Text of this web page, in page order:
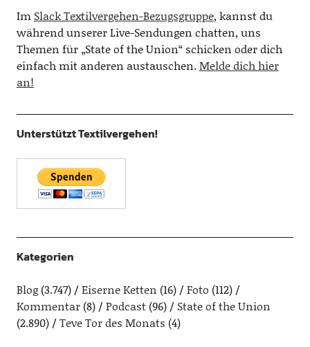
Im Slack Textilvergehen-Bezugsgruppe, kannst du
während unserer Live-Sendungen chatten, uns
Themen für „State of the Union“ schicken oder dich
einfach mit anderen austauschen.Melde dich hier
an!
Unterstützt Textilvergehen!
Kategorien
Blog(3.747) Eiserne Ketten (16) Foto (112)
Kommentar(8) Podcast(96)
State of the Union
(2.890)
Teve Tor des Monats (4)